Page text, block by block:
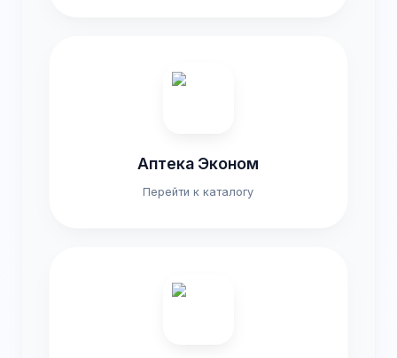
Аптека Эконом
Перейти к каталогу